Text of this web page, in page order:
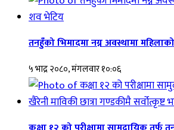
तनहुँको भिमादमा नग्न अवस्थामा
५ भाद्र २०८०, मंगलवार १०:०६